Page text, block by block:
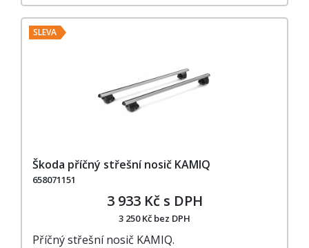
SLEVA
Škoda příčný střešní nosič KAMIQ
658071151
3 933 Kč s DPH
3 250 Kč bez DPH
Příčný střešní nosič KAMIQ.